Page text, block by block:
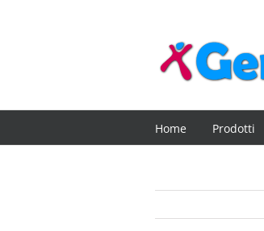
Home Prodotti